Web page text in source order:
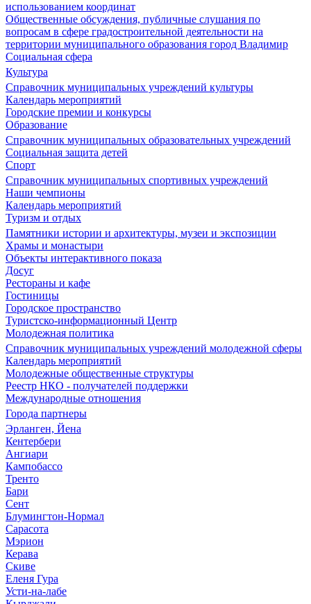
использованием координат
Общественные обсуждения, публичные слушания по
вопросам в сфере градостроительной деятельности на
территории муниципального образования город Владимир
Социальная сфера
Культура
Справочник муниципальных учреждений культуры
Календарь мероприятий
Городские премии и конкурсы
Образование
Справочник муниципальных образовательных учреждений
Социальная защита детей
Спорт
Справочник муниципальных спортивных учреждений
Наши чемпионы
Календарь мероприятий
Туризм и отдых
Памятники истории и архитектуры, музеи и экспозиции
Храмы и монастыри
Объекты интерактивного показа
Досуг
Рестораны и кафе
Гостиницы
Городское пространство
Туристско-информационный Центр
Молодежная политика
Справочник муниципальных учреждений молодежной сферы
Календарь мероприятий
Молодежные общественные структуры
Реестр НКО - получателей поддержки
Международные отношения
Города партнеры
Эрланген, Йена
Кентербери
Ангиари
Кампобассо
Тренто
Бари
Сент
Блумингтон-Нормал
Сарасота
Мэрион
Керава
Скиве
Еленя Гура
Усти-на-лабе